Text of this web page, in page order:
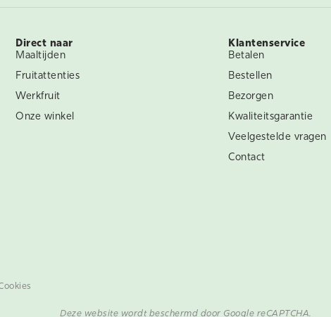
Direct naar
Maaltijden
Fruitattenties
Werkfruit
Onze winkel
Klantenservice
Betalen
Bestellen
Bezorgen
Kwaliteitsgarantie
Veelgestelde vragen
Contact
Deze website wordt beschermd door Google reCAPTCHA.